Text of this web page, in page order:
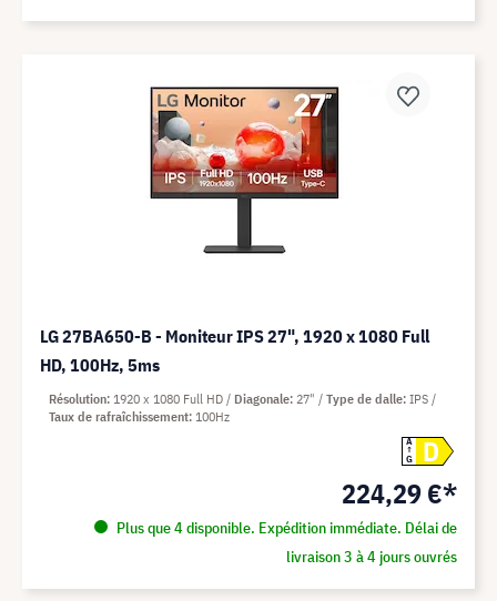
LG 27BA650-B - Moniteur IPS 27", 1920 x 1080 Full
HD, 100Hz, 5ms
A
G
D
224,29 €*
Plus que 4 disponible. Expédition immédiate. Délai de
livraison 3 à 4 jours ouvrés
Résolution 1920 x 1080 Full HD Diagonale 27" Type de dalle IPS
Taux de rafraîchissement 100Hz